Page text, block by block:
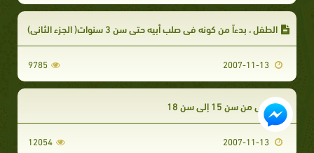
الطفل ، بدءاً من كونه في صلب أبيه حتى سن 3 سنوات( الجزء الثاني)
9785
الصبي من سن 15 إلى سن 18
12054